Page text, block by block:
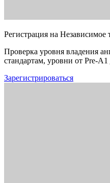
Регистрация на Независимое
Проверка уровня владения
стандартам, уровни от Pre-A1
Зарегистрироваться